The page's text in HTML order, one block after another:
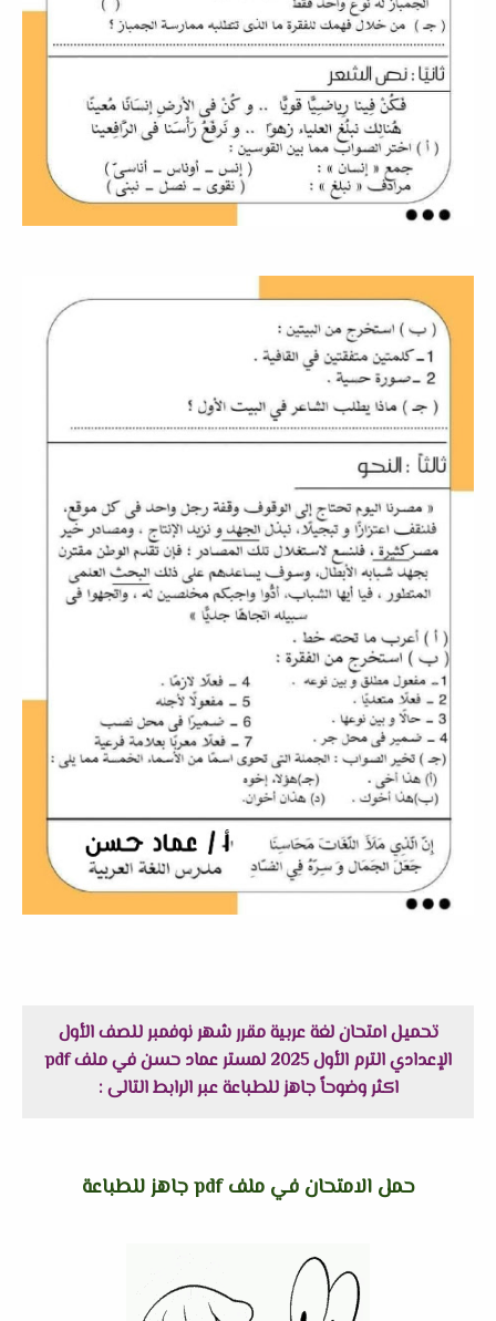
تحميل امتحان لغة عربية مقرر شهر نوفمبر للصف الأول
الإعدادي الترم الأول 2025 لمستر عماد حسن في ملف pdf
اكثر وضوحاً جاهز للطباعة عبر الرابط التالى :
حمل الامتحان في ملف pdf جاهز للطباعة